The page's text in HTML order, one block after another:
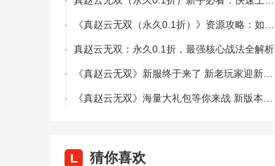
真赵云无双：永久0.1折，最强核心战法全解析
L 猜你喜欢